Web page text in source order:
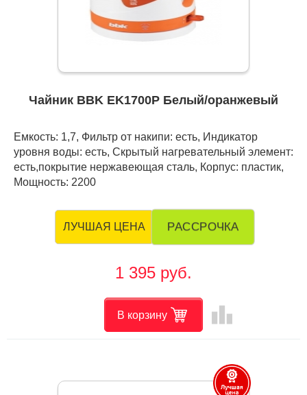
Чайник BBK EK1700P Белый/оранжевый
Емкость: 1,7, Фильтр от накипи: есть, Индикатор
уровня воды: есть, Скрытый нагревательный элемент:
есть,покрытие нержавеющая сталь, Корпус: пластик,
Мощность: 2200
ЛУЧШАЯ ЦЕНА РАССРОЧКА
1 395 руб.
В корзину leaderboard